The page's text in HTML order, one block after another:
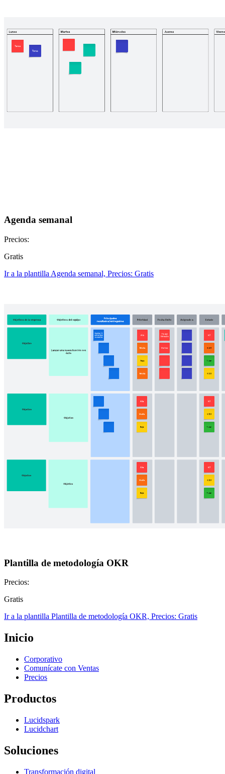
Agenda semanal
Precios:
Gratis
Ir a la plantilla Agenda semanal, Precios: Gratis
Plantilla de metodología OKR
Precios:
Gratis
Ir a la plantilla Plantilla de metodología OKR, Precios: Gratis
Inicio
Corporativo
Comunícate con Ventas
Precios
Productos
Lucidspark
Lucidchart
Soluciones
Transformación digital